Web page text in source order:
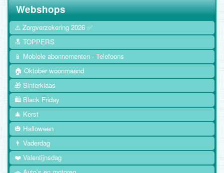
Webshops
⚠️ Zorgverzekering 2026 ✅
🔝 TOPPERS
📱 Mobiele abonnementen - Telefoons
🏠 Oktober woonmaand
🎁 Sinterklaas
🛍️ Black Friday
🎄 Kerst
🎃 Halloween
👨 Vaderdag
❤️ Valentijnsdag